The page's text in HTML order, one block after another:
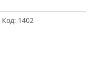
Код: 1402